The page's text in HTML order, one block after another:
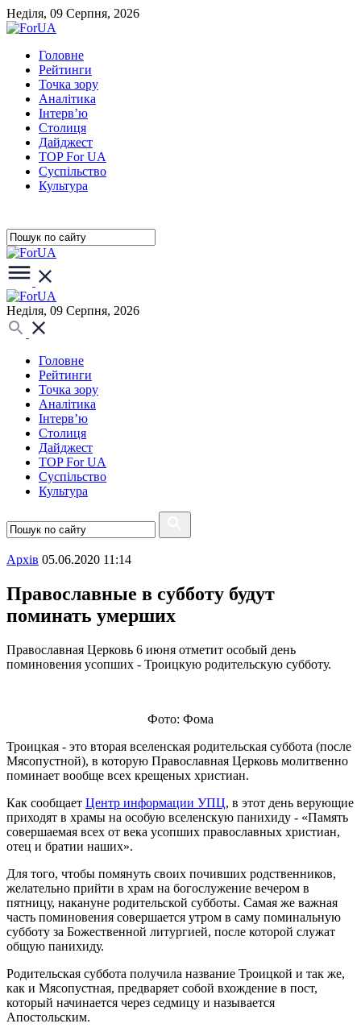
Неділя, 09 Серпня, 2026
Головне
Рейтинги
Точка зору
Аналітика
Інтерв’ю
Столиця
Дайджест
TOP For UA
Суспiльство
Культура
Неділя, 09 Серпня, 2026
Головне
Рейтинги
Точка зору
Аналітика
Інтерв’ю
Столиця
Дайджест
TOP For UA
Суспiльство
Культура
Архiв 05.06.2020 11:14
Православные в субботу будут
поминать умерших
Православная Церковь 6 июня отметит особый день
поминовения усопших - Троицкую родительскую субботу.
Фото: Фома
Троицкая - это вторая вселенская родительская суббота (после
Мясопустной), в которую Православная Церковь молитвенно
поминает вообще всех крещеных христиан.
Как сообщает Центр информации УПЦ, в этот день верующие
приходят в храмы на особую вселенскую панихиду - «Память
совершаемая всех от века усопших православных христиан,
отец и братии наших».
Для того, чтобы помянуть своих почивших родственников,
желательно прийти в храм на богослужение вечером в
пятницу, накануне родительской субботы. Самая же важная
часть поминовения совершается утром в саму поминальную
субботу за Божественной литургией, после которой служат
общую панихиду.
Родительская суббота получила название Троицкой и так же,
как и Мясопустная, предваряет собой вхождение в пост,
который начинается через седмицу и называется
Апостольским.